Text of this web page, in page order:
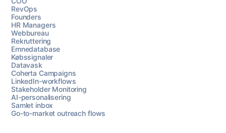
RevOps
Founders
HR Managers
Webbureau
Rekruttering
Emnedatabase
Købssignaler
Datavask
Coherta Campaigns
LinkedIn-workflows
Stakeholder Monitoring
AI-personalisering
Samlet inbox
Go-to-market outreach flows